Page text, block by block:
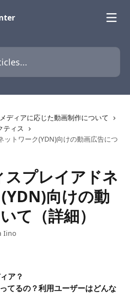
ディアに応じた動画制作について
ティス
ットワーク(YDN)向けの動画広告につ
プレイアドネ
向けの動
て（詳細）
Iino
ア？
てるの？利用ユーザーはどんな